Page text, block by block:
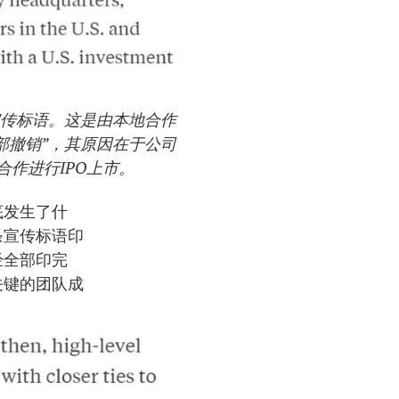
标语。这是由本地合作
撤销”，其原因在于公司
进行IPO上市。
生了什
传标语印
部印完
的团队成